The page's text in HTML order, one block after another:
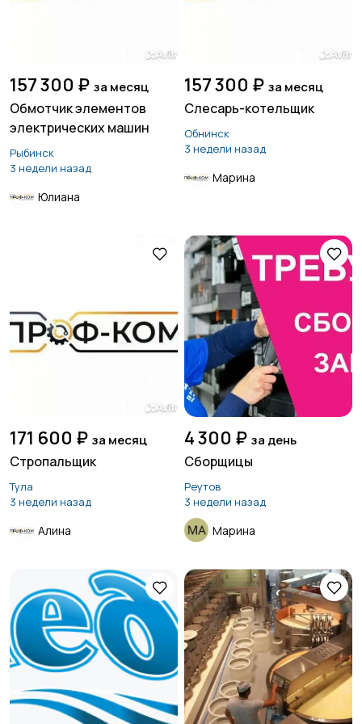
Управление
Удаленная работа
Финансы Юриспруденция
157 300 ₽ за месяц
Обмотчик элементов
электрических машин
Рыбинск
3 недели назад
Юлиана
157 300 ₽ за месяц
Слесарь-котельщик
Обнинск
3 недели назад
Марина
171 600 ₽ за месяц
Стропальщик
Тула
3 недели назад
Алина
4 300 ₽ за день
Сборщицы
Реутов
3 недели назад
Марина